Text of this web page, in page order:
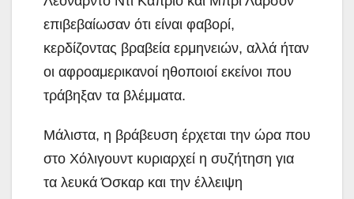
επιβεβαίωσαν ότι είναι φαβορί,
κερδίζοντας βραβεία ερμηνειών, αλλά ήταν
οι αφροαμερικανοί ηθοποιοί εκείνοι που
τράβηξαν τα βλέμματα.
Μάλιστα, η βράβευση έρχεται την ώρα που
στο Χόλιγουντ κυριαρχεί η συζήτηση για
τα λευκά Όσκαρ και την έλλειψη